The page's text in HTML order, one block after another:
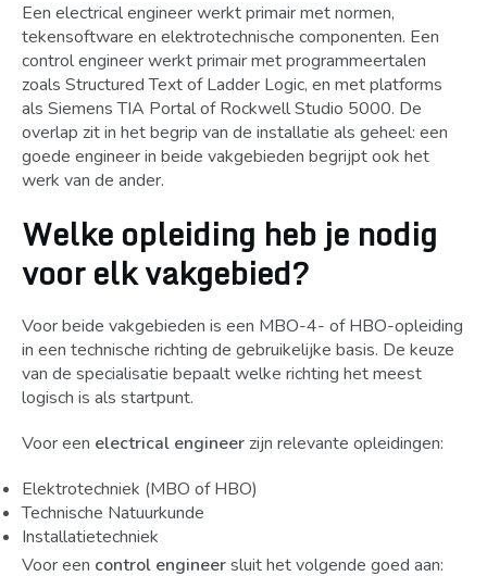
Een electrical engineer werkt primair met normen,
tekensoftware en elektrotechnische componenten. Een
control engineer werkt primair met programmeertalen
zoals Structured Text of Ladder Logic, en met platforms
als Siemens TIA Portal of Rockwell Studio 5000. De
overlap zit in het begrip van de installatie als geheel: een
goede engineer in beide vakgebieden begrijpt ook het
werk van de ander.
Welke opleiding heb je nodig
voor elk vakgebied?
Voor beide vakgebieden is een MBO-4- of HBO-opleiding
in een technische richting de gebruikelijke basis. De keuze
van de specialisatie bepaalt welke richting het meest
logisch is als startpunt.
Voor een electrical engineer zijn relevante opleidingen:
Elektrotechniek (MBO of HBO)
Technische Natuurkunde
Installatietechniek
Voor een control engineersluit het volgende goed aan: